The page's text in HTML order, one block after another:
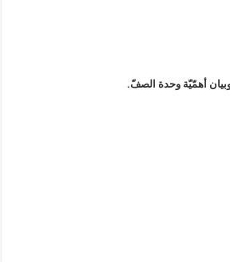
أهمّيّة وحدة الصفّ.